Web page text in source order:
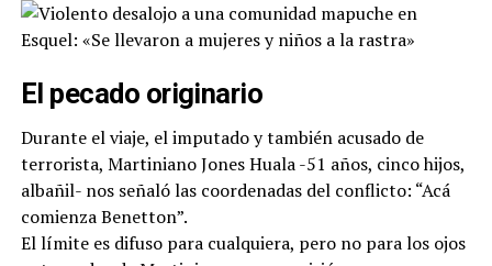
El pecado originario
Durante el viaje, el imputado y también acusado de
terrorista, Martiniano Jones Huala -51 años, cinco hijos,
albañil- nos señaló las coordenadas del conflicto: “Acá
comienza Benetton”.
El límite es difuso para cualquiera, pero no para los ojos